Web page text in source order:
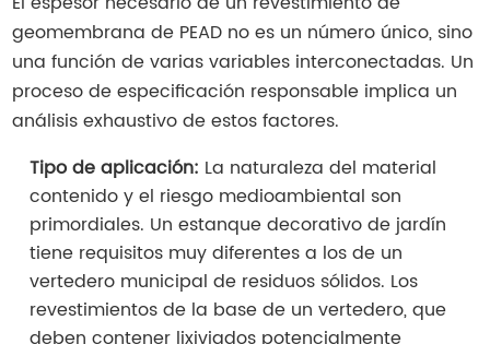
geomembrana de PEAD no es un número único, sino
una función de varias variables interconectadas. Un
proceso de especificación responsable implica un
análisis exhaustivo de estos factores.
Tipo de aplicación: La naturaleza del material
contenido y el riesgo medioambiental son
primordiales. Un estanque decorativo de jardín
tiene requisitos muy diferentes a los de un
vertedero municipal de residuos sólidos. Los
revestimientos de la base de un vertedero, que